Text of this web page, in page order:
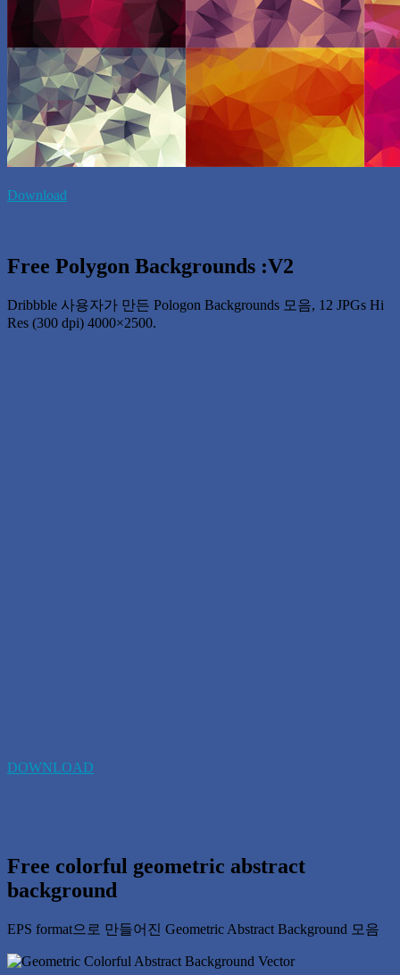
Download
Free Polygon Backgrounds :V2
Dribbble 사용자가 만든 Pologon Backgrounds 모음, 12 JPGs Hi
Res (300 dpi) 4000×2500.
DOWNLOAD
Free colorful geometric abstract
background
EPS format으로 만들어진 Geometric Abstract Background 모음